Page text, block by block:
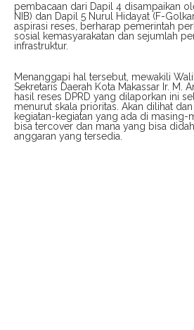
pembacaan dari Dapil 4 disampaikan
NIB) dan Dapil 5 Nurul Hidayat (F-
aspirasi reses, berharap pemerintah
sosial kemasyarakatan dan sejumlah
infrastruktur.
Menanggapi hal tersebut, mewakili
Sekretaris Daerah Kota Makassar Ir. M.
hasil reses DPRD yang dilaporkan ini
menurut skala prioritas. Akan dilihat
kegiatan-kegiatan yang ada di masing-
bisa tercover dan mana yang bisa
anggaran yang tersedia.